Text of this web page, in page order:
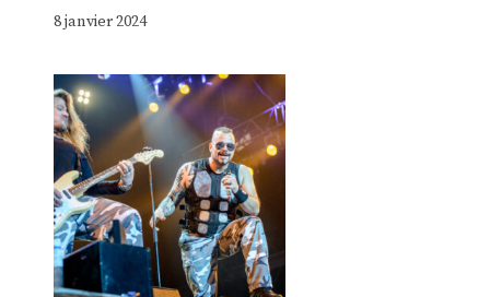
8 janvier 2024